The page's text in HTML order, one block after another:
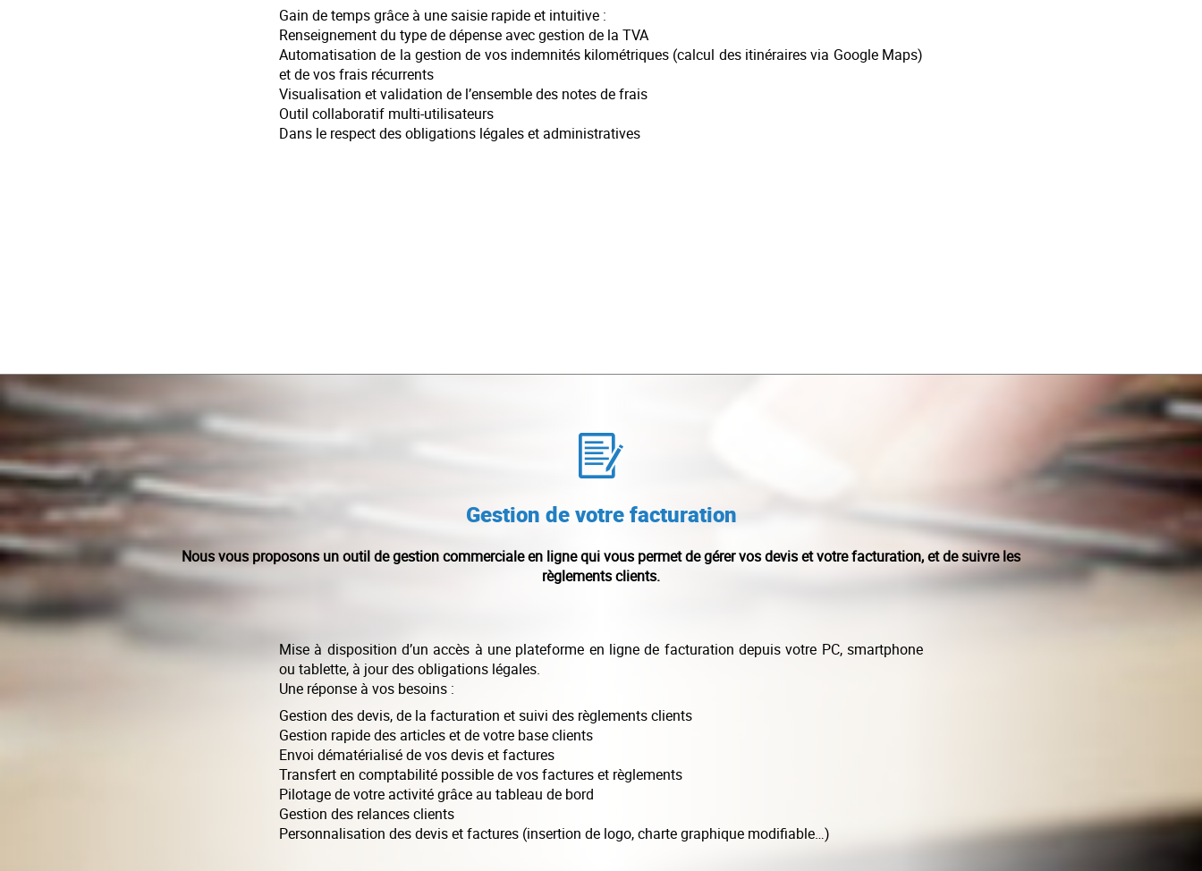
Gain de temps grâce à une saisie rapide et intuitive :
Renseignement du type de dépense avec gestion de la TVA
Automatisation de la gestion de vos indemnités kilométriques (calcul des itinéraires via Google Maps)
et de vos frais récurrents
Visualisation et validation de l’ensemble des notes de frais
Outil collaboratif multi-utilisateurs
Dans le respect des obligations légales et administratives
Gestion de votre facturation
Nous vous proposons un outil de gestion commerciale en ligne qui vous permet de gérer vos devis et votre facturation, et de suivre les
règlements clients.
Mise à disposition d’un accès à une plateforme en ligne de facturation depuis votre PC, smartphone
ou tablette, à jour des obligations légales.
Une réponse à vos besoins :
Gestion des devis, de la facturation et suivi des règlements clients
Gestion rapide des articles et de votre base clients
Envoi dématérialisé de vos devis et factures
Transfert en comptabilité possible de vos factures et règlements
Pilotage de votre activité grâce au tableau de bord
Gestion des relances clients
Personnalisation des devis et factures (insertion de logo, charte graphique modifiable…)